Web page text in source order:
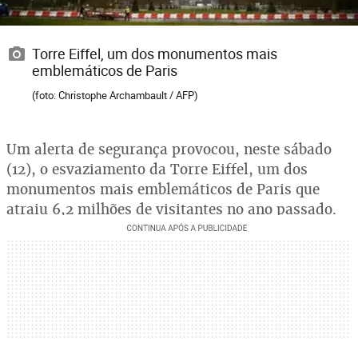
Torre Eiffel, um dos monumentos mais
emblemáticos de Paris
(foto: Christophe Archambault / AFP)
Um alerta de segurança provocou, neste sábado
(12), o esvaziamento da Torre Eiffel, um dos
monumentos mais emblemáticos de Paris que
atraiu 6,2 milhões de visitantes no ano passado.